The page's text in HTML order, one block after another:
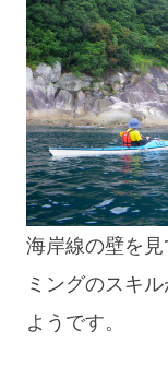
海岸線の壁を
ミングのスキ
ようです。